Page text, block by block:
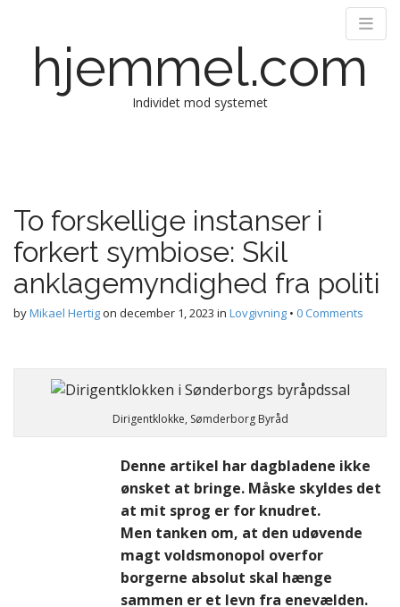
hjemmel.com
Individet mod systemet
To forskellige instanser i
forkert symbiose: Skil
anklagemyndighed fra politi
byMikael Hertigon december 1, 2023 in Lovgivning • 0 Comments
Dirigentklokke, Sømderborg Byråd
Denne artikel har dagbladene ikke
ønsket at bringe. Måske skyldes det
at mit sprog er for knudret.
Men tanken om, at den udøvende
magt voldsmonopol overfor
borgerne absolut skal hænge
sammen er et levn fra enevælden.